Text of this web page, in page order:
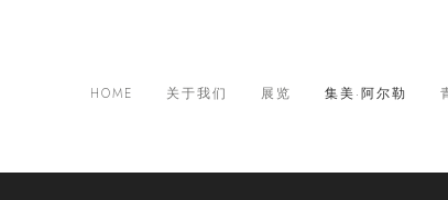
HOME 关于我们 展览 集美·阿尔勒